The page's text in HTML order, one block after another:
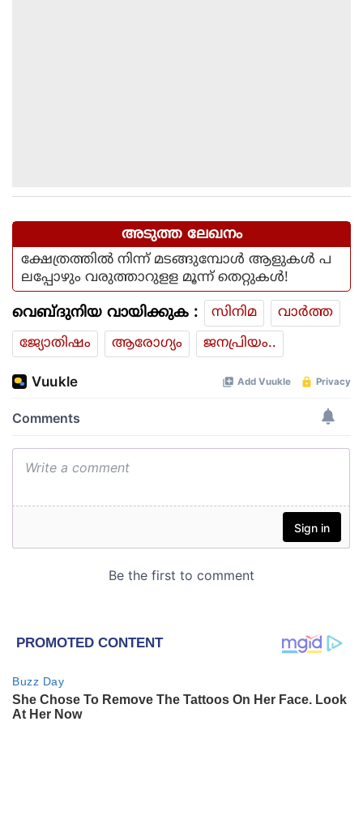
അടുത്ത ലേഖനം
ക്ഷേത്രത്തില്‍ നിന്ന് മടങ്ങുമ്പോള്‍ ആളുകള്‍ പ
ലപ്പോഴും വരുത്താറുളള മൂന്ന് തെറ്റുകള്‍!
വെബ്ദുനിയ വായിക്കുക : സിനിമ
വാര്‍ത്ത
ജ്യോതിഷം
ആരോഗ്യം ജനപ്രിയം..